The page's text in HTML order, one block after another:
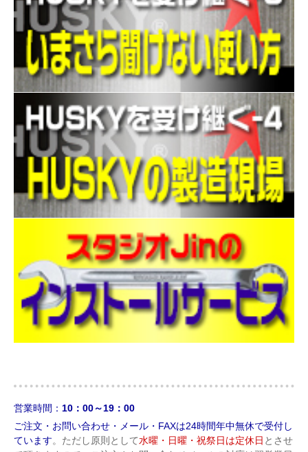
営業時間： 10：00～19：00
ご注文・お問い合わせ・メール・FAXは24時間年中無休で受付し
ています。ただし原則として水曜・日曜・祝祭日は定休日 とさせ